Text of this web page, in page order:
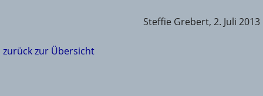
Steffie Grebert, 2. Juli 2013
zurück zur Übersicht